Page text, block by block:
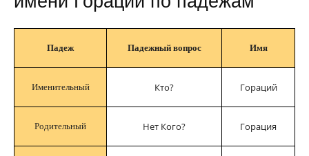
Падеж Падежный вопрос Имя
Именительный Кто? Гораций
Родительный Нет Кого? Горация